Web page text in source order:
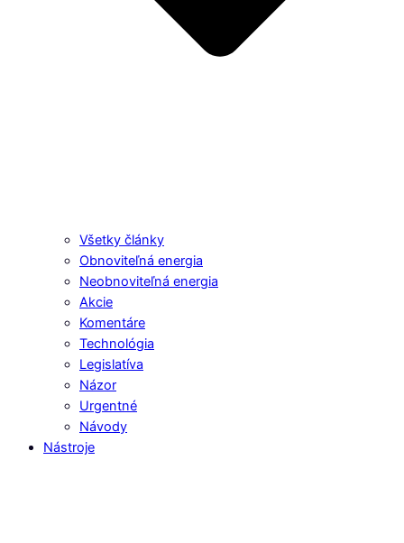
Všetky články
Obnoviteľná energia
Neobnoviteľná energia
Akcie
Komentáre
Technológia
Legislatíva
Názor
Urgentné
Návody
Nástroje